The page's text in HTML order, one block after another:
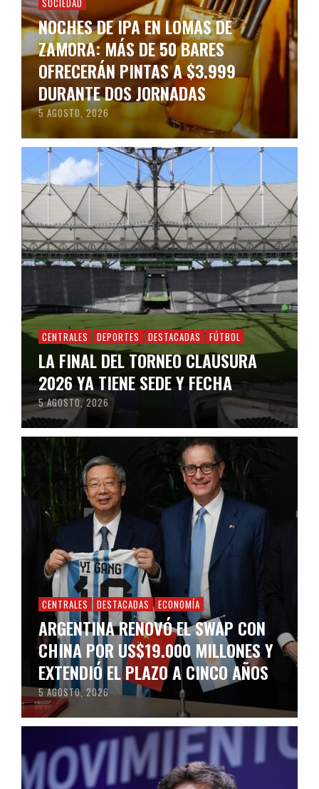
SOCIEDAD
NOCHES DE IPA EN LOMAS DE
ZAMORA: MÁS DE 50 BARES
OFRECERÁN PINTAS A $3.999
DURANTE DOS JORNADAS
5 AGOSTO, 2026
CENTRALES DEPORTES DESTACADAS FÚTBOL
LA FINAL DEL TORNEO CLAUSURA
2026 YA TIENE SEDE Y FECHA
5 AGOSTO, 2026
CENTRALES DESTACADAS ECONOMÍA
ARGENTINA RENOVÓ EL SWAP CON
CHINA POR US$19.000 MILLONES Y
EXTENDIÓ EL PLAZO A CINCO AÑOS
5 AGOSTO, 2026